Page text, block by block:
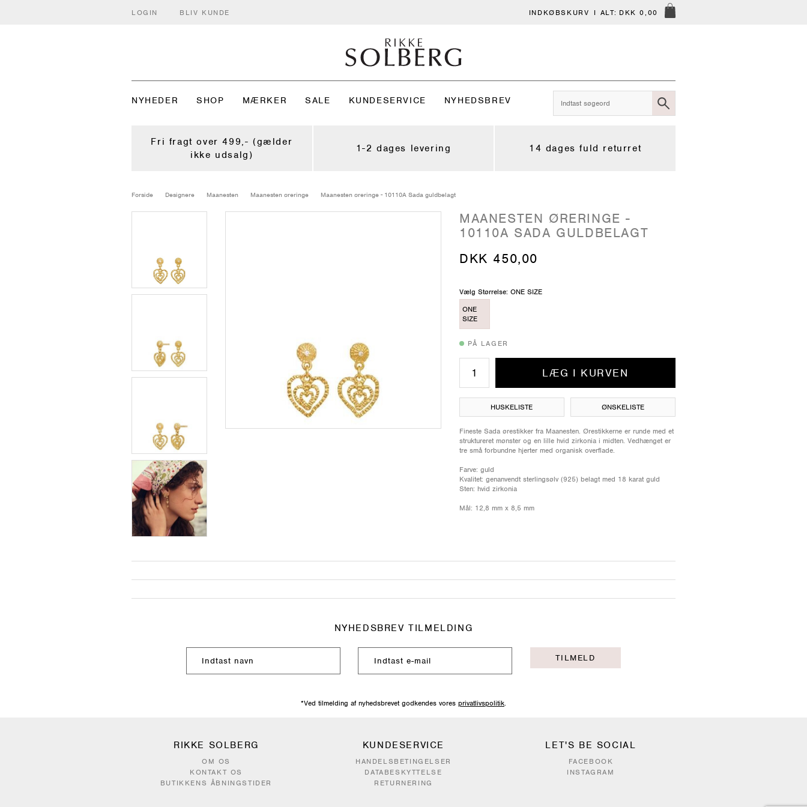
LOGIN BLIV KUNDE INDKØBSKURV I ALT: DKK 0,00
NYHEDER SHOP MÆRKER SALE KUNDESERVICE NYHEDSBREV
Fri fragt over 499,- (gælder
ikke udsalg)
1-2 dages levering 14 dages fuld returret
Forside Designere Maanesten Maanesten øreringe Maanesten øreringe - 10110A Sada guldbelagt
MAANESTEN ØRERINGE -
10110A SADA GULDBELAGT
DKK 450,00
Vælg Størrelse: ONE SIZE
ONE
SIZE
PÅ LAGER
LÆG I KURVEN
HUSKELISTE ØNSKELISTE
Fineste Sada ørestikker fra Maanesten. Ørestikkerne er runde med et
struktureret mønster og en lille hvid zirkonia i midten. Vedhænget er
tre små forbundne hjerter med organisk overflade.
Farve: guld
Kvalitet: genanvendt sterlingsølv (925) belagt med 18 karat guld
Sten: hvid zirkonia
Mål: 12,8 mm x 8,5 mm
NYHEDSBREV TILMELDING
TILMELD
*Ved tilmelding af nyhedsbrevet godkendes vores privatlivspolitik.
RIKKE SOLBERG
OM OS
KONTAKT OS
BUTIKKENS ÅBNINGSTIDER
KUNDESERVICE
HANDELSBETINGELSER
DATABESKYTTELSE
RETURNERING
LET'S BE SOCIAL
FACEBOOK
INSTAGRAM